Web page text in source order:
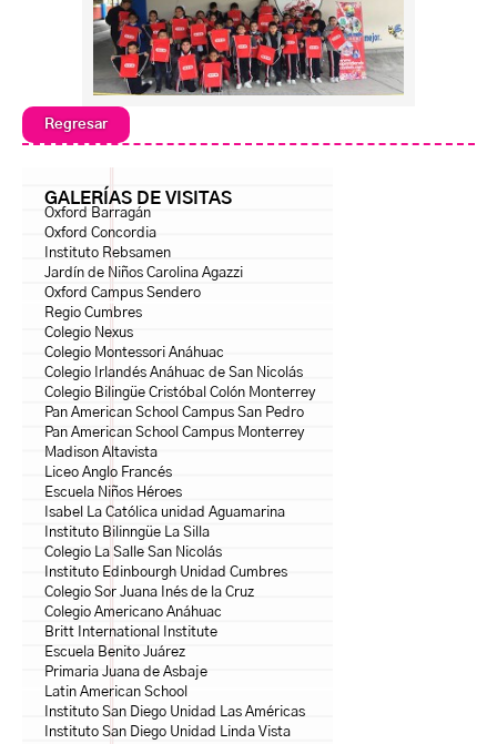
Regresar
GALERÍAS DE VISITAS
Oxford Barragán
Oxford Concordia
Instituto Rebsamen
Jardín de Niños Carolina Agazzi
Oxford Campus Sendero
Regio Cumbres
Colegio Nexus
Colegio Montessori Anáhuac
Colegio Irlandés Anáhuac de San Nicolás
Colegio Bilingüe Cristóbal Colón Monterrey
Pan American School Campus San Pedro
Pan American School Campus Monterrey
Madison Altavista
Liceo Anglo Francés
Escuela Niños Héroes
Isabel La Católica unidad Aguamarina
Instituto Bilinngüe La Silla
Colegio La Salle San Nicolás
Instituto Edinbourgh Unidad Cumbres
Colegio Sor Juana Inés de la Cruz
Colegio Americano Anáhuac
Britt International Institute
Escuela Benito Juárez
Primaria Juana de Asbaje
Latin American School
Instituto San Diego Unidad Las Américas
Instituto San Diego Unidad Linda Vista